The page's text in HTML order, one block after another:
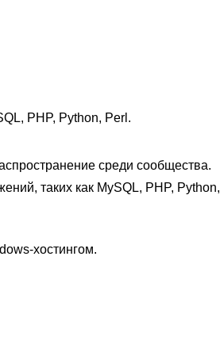
PHP, Python, Perl.
среди сообщества.
таких как MySQL, PHP, Python,
хостингом.